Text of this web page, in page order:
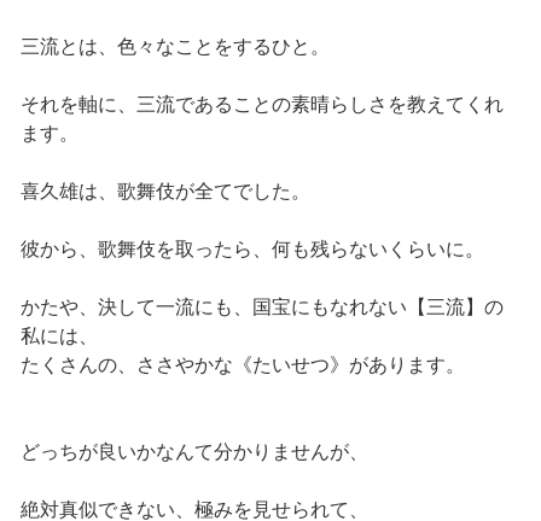
三流とは、色々なことをするひと。
それを軸に、三流であることの素晴らしさを教えてくれ
ます。
喜久雄は、歌舞伎が全てでした。
彼から、歌舞伎を取ったら、何も残らないくらいに。
かたや、決して一流にも、国宝にもなれない【三流】の
私には、
たくさんの、ささやかな《たいせつ》があります。
どっちが良いかなんて分かりませんが、
絶対真似できない、極みを見せられて、